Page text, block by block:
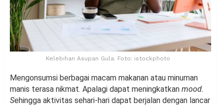
Kelebihan Asupan Gula. Foto: istockphoto
Mengonsumsi berbagai macam makanan atau minuman
manis terasa nikmat. Apalagi dapat meningkatkan mood.
Sehingga aktivitas sehari-hari dapat berjalan dengan lancar